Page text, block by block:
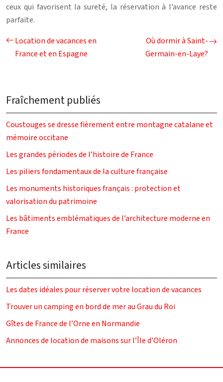
ceux qui favorisent la sureté, la réservation à l’avance reste
parfaite.
Location de vacances en
France et en Espagne
Où dormir à Saint-
Germain-en-Laye?
Fraîchement publiés
Coustouges se dresse fièrement entre montagne catalane et
mémoire occitane
Les grandes périodes de l’histoire de France
Les piliers fondamentaux de la culture française
Les monuments historiques français : protection et
valorisation du patrimoine
Les bâtiments emblématiques de l’architecture moderne en
France
Articles similaires
Les dates idéales pour réserver votre location de vacances
Trouver un camping en bord de mer au Grau du Roi
Gîtes de France de l’Orne en Normandie
Annonces de location de maisons sur l’Île d’Oléron